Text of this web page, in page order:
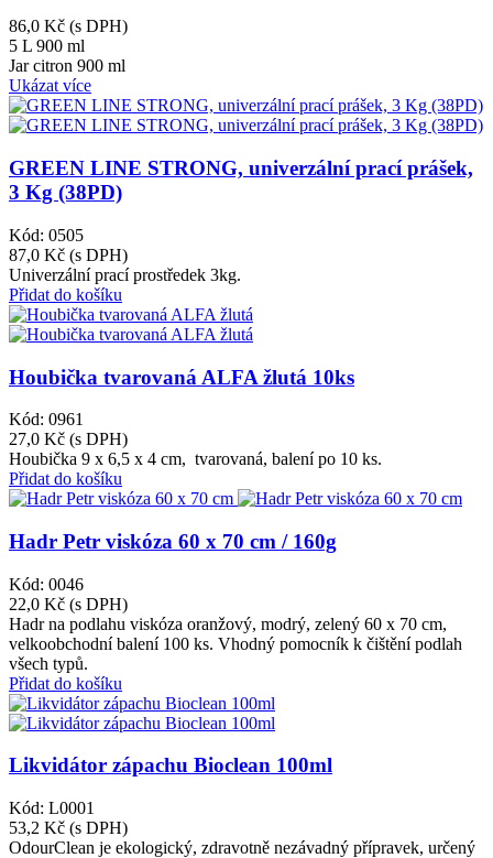
86,0 Kč (s DPH)
5 L 900 ml
Jar citron 900 ml
Ukázat více
GREEN LINE STRONG, univerzální prací prášek,
3 Kg (38PD)
Kód: 0505
87,0 Kč (s DPH)
Univerzální prací prostředek 3kg.
Přidat do košíku
Houbička tvarovaná ALFA žlutá 10ks
Kód: 0961
27,0 Kč (s DPH)
Houbička 9 x 6,5 x 4 cm, tvarovaná, balení po 10 ks.
Přidat do košíku
Hadr Petr viskóza 60 x 70 cm / 160g
Kód: 0046
22,0 Kč (s DPH)
Hadr na podlahu viskóza oranžový, modrý, zelený 60 x 70 cm,
velkoobchodní balení 100 ks. Vhodný pomocník k čištění podlah
všech typů.
Přidat do košíku
Likvidátor zápachu Bioclean 100ml
Kód: L0001
53,2 Kč (s DPH)
OdourClean je ekologický, zdravotně nezávadný přípravek, určený